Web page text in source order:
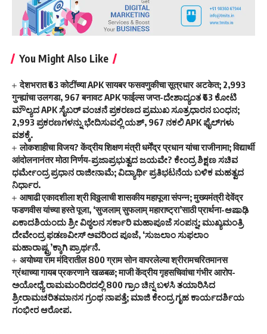
You Might Also Like
देशभरात ₹63 कोटींच्या APK सायबर फसवणुकीचा सूत्रधार अटकेत; 2,993
गुन्ह्यांचा उलगडा, 967 बनावट APK फाईल्स जप्त-ದೇಶಾದ್ಯಂತ ₹63 ಕೋಟಿ
ಮೌಲ್ಯದ APK ಸೈಬರ್ ವಂಚನೆ ಪ್ರಕರಣದ ಪ್ರಮುಖ ಸೂತ್ರಧಾರನ ಬಂಧನ;
2,993 ಪ್ರಕರಣಗಳನ್ನು ಭೇದಿಸುವಲ್ಲಿ ಯಶ್, 967 ನಕಲಿ APK ಫೈಲ್‌ಗಳು
ವಶಕ್ಕೆ.
लोकशाहीचा विजय? केंद्रीय शिक्षण मंत्री धर्मेंद्र प्रधान यांचा राजीनामा; विद्यार्थी
आंदोलनानंतर मोठा निर्णय-ಪ್ರಜಾಪ್ರಭುತ್ವದ ಜಯವೇ? ಕೇಂದ್ರ ಶಿಕ್ಷಣ ಸಚಿವ
ಧರ್ಮೇಂದ್ರ ಪ್ರಧಾನ ರಾಜೀನಾಮೆ; ವಿದ್ಯಾರ್ಥಿ ಪ್ರತಿಭಟನೆಯ ಬಳಿಕ ಮಹತ್ವದ
ನಿರ್ಧಾರ.
आषाढी एकादशीला श्री विठ्ठलाची शासकीय महापूजा संपन्न; मुख्यमंत्री देवेंद्र
फडणवीस यांच्या हस्ते पूजा, ‘सुजलाम् सुफलाम् महाराष्ट्रा’साठी प्रार्थना-ಆಷಾಢಿ
ಏಕಾದಶಿಯಂದು ಶ್ರೀ ವಿಠ್ಠಲನ ಸರ್ಕಾರಿ ಮಹಾಪೂಜೆ ಸಂಪನ್ನ; ಮುಖ್ಯಮಂತ್ರಿ
ದೇವೇಂದ್ರ ಫಡಣವೀಸ್ ಅವರಿಂದ ಪೂಜೆ, ‘ಸುಜಲಾಂ ಸುಫಲಾಂ
ಮಹಾರಾಷ್ಟ್ರ’ಕ್ಕಾಗಿ ಪ್ರಾರ್ಥನೆ.
अयोध्या राम मंदिरातील 800 ग्राम सोन वापरलेल्या श्रीरामचरितमानस
ग्रंथाच्या गायब प्रकरणाने खळबळ; माजी केंद्रीय गृहसचिवांचा गंभीर आरोप-
ಅಯೋಧ್ಯೆ ರಾಮಮಂದಿರದಲ್ಲಿ 800 ಗ್ರಾಂ ಚಿನ್ನ ಬಳಸಿ ತಯಾರಿಸಿದ
ಶ್ರೀರಾಮಚರಿತಮಾನಸ ಗ್ರಂಥ ನಾಪತ್ತೆ; ಮಾಜಿ ಕೇಂದ್ರ ಗೃಹ ಕಾರ್ಯದರ್ಶಿಯ
ಗಂಭೀರ ಆರೋಪ.